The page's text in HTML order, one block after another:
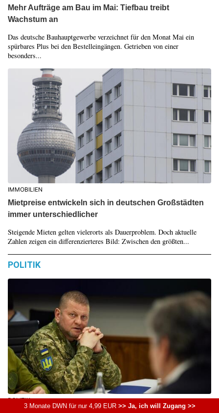
Mehr Aufträge am Bau im Mai: Tiefbau treibt
Wachstum an
Das deutsche Bauhauptgewerbe verzeichnet für den Monat Mai ein
spürbares Plus bei den Bestelleingängen. Getrieben von einer
besonders...
IMMOBILIEN
Mietpreise entwickeln sich in deutschen Großstädten
immer unterschiedlicher
Steigende Mieten gelten vielerorts als Dauerproblem. Doch aktuelle
Zahlen zeigen ein differenzierteres Bild: Zwischen den größten...
POLITIK
POLITIK
3 Monate DWN für nur 4,99 EUR>> Ja, ich will Zugang >>